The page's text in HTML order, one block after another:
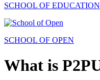
SCHOOL OF EDUCATION
SCHOOL OF OPEN
What is